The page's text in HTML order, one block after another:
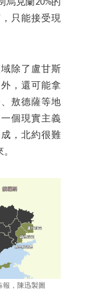
烏克蘭20%的
只能接受現
除了盧甘斯
，還可能拿
敖德薩等地
個現實主義
，北約很難
報，陳迅製圖